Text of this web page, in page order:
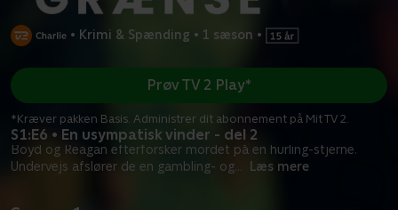
• Krimi & Spænding • 1 sæson •
S1:E6 • En usympatisk vinder - del 2
Boyd og Reagan efterforsker mordet på en hurling-stjerne.
Undervejs afslører de en gambling- og... Læs mere
Prøv TV 2 Play*
*Kræver pakken Basis. Administrer dit abonnement på Mit TV 2.